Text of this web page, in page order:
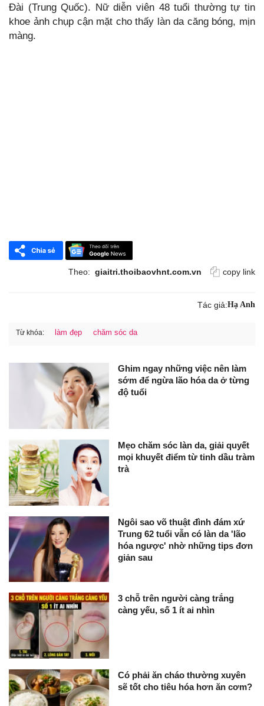
Đài (Trung Quốc). Nữ diễn viên 48 tuổi thường tự tin
khoe ảnh chụp cận mặt cho thấy làn da căng bóng, mịn
màng.
Theo: giaitri.thoibaovhnt.com.vn copy link
Tác giả:Hạ Anh
Từ khóa: làm đẹp chăm sóc da
Ghim ngay những việc nên làm
sớm để ngừa lão hóa da ở từng
độ tuổi
Mẹo chăm sóc làn da, giải quyết
mọi khuyết điểm từ tinh dầu tràm
trà
Ngôi sao võ thuật đình đám xứ
Trung 62 tuổi vẫn có làn da 'lão
hóa ngược' nhờ những tips đơn
giản sau
3 chỗ trên người càng trắng
càng yếu, số 1 ít ai nhìn
Có phải ăn cháo thường xuyên
sẽ tốt cho tiêu hóa hơn ăn cơm?